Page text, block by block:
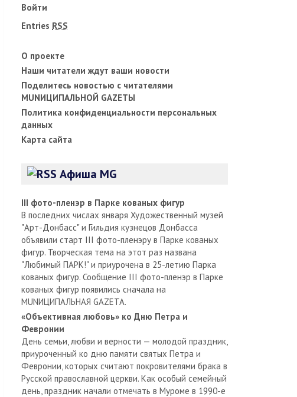
Войти
Entries RSS
О проекте
Наши читатели ждут ваши новости
Поделитесь новостью с читателями
MUNИЦИПАЛЬНОЙ GAZЕТЫ
Политика конфиденциальности персональных
данных
Карта сайта
Афиша MG
III фото-пленэр в Парке кованых фигур
В последних числах января Художественный музей
"Арт-Донбасс" и Гильдия кузнецов Донбасса
объявили старт III фото-пленэру в Парке кованых
фигур. Творческая тема на этот раз названа
"Любимый ПАРК!" и приурочена в 25-летию Парка
кованых фигур. Сообщение III фото-пленэр в Парке
кованых фигур появились сначала на
MUNИЦИПАЛЬНАЯ GAZЕТА.
«Объективная любовь» ко Дню Петра и
Февронии
День семьи, любви и верности — молодой праздник,
приуроченный ко дню памяти святых Петра и
Февронии, которых считают покровителями брака в
Русской православной церкви. Как особый семейный
день, праздник начали отмечать в Муроме в 1990-е